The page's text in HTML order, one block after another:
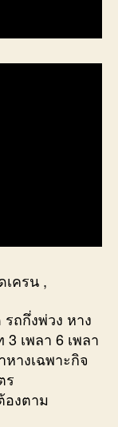
ครน ,
ถกึ่งพ่วง หาง
3 เพลา 6 เพลา
หางเฉพาะกิจ
ร
องตาม